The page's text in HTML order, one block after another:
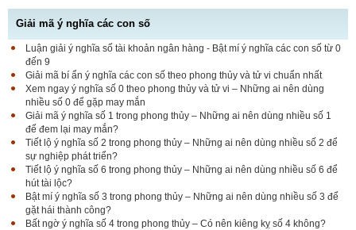
Giải mã ý nghĩa các con số
Luận giải ý nghĩa số tài khoản ngân hàng - Bật mí ý nghĩa các con số từ 0
đến 9
Giải mã bí ẩn ý nghĩa các con số theo phong thủy và tử vi chuẩn nhất
Xem ngay ý nghĩa số 0 theo phong thủy và tử vi – Những ai nên dùng
nhiều số 0 để gặp may mắn
Giải mã ý nghĩa số 1 trong phong thủy – Những ai nên dùng nhiều số 1
để đem lại may mắn?
Tiết lộ ý nghĩa số 2 trong phong thủy – Những ai nên dùng nhiều số 2 để
sự nghiệp phát triển?
Tiết lộ ý nghĩa số 6 trong phong thủy – Những ai nên dùng nhiều số 6 để
hút tài lộc?
Bật mí ý nghĩa số 3 trong phong thủy – Những ai nên dùng nhiều số 3 để
gặt hái thành công?
Bất ngờ ý nghĩa số 4 trong phong thủy – Có nên kiêng kỵ số 4 không?